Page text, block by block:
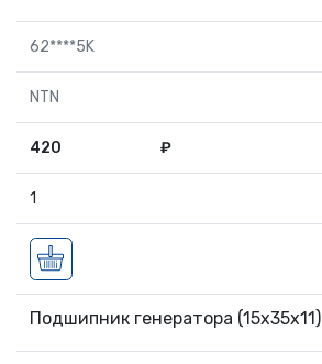
62****5K
NTN
420 ₽
1
Подшипник генератора (15х35х11)